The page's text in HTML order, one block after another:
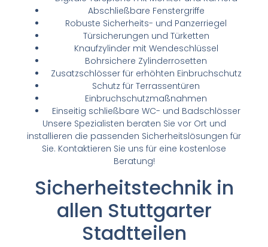
Abschließbare Fenstergriffe
Robuste Sicherheits- und Panzerriegel
Türsicherungen und Türketten
Knaufzylinder mit Wendeschlüssel
Bohrsichere Zylinderrosetten
Zusatzschlösser für erhöhten Einbruchschutz
Schutz für Terrassentüren
Einbruchschutzmaßnahmen
Einseitig schließbare WC- und Badschlösser
Unsere Spezialisten beraten Sie vor Ort und
installieren die passenden Sicherheitslösungen für
Sie. Kontaktieren Sie uns für eine kostenlose
Beratung!
Sicherheitstechnik in
allen Stuttgarter
Stadtteilen